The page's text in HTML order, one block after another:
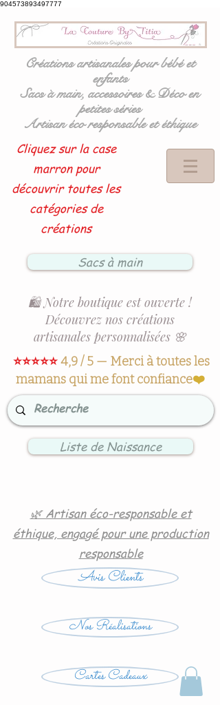
904573893497777
Créations artisanales pour bébé et
enfants
Sacs à main, accessoires & Déco en
petites séries
Artisan éco responsable et éthique
Cliquez sur la case
marron pour
découvrir toutes les
catégories de
créations
Sacs à main
🛍️ Notre boutique est ouverte !
Découvrez nos créations
artisanales personnalisées 🌸
⭐⭐⭐⭐⭐4,9 / 5 — Merci à toutes les
mamans qui me font confiance❤️
Liste de Naissance
🌿 Artisan éco-responsable et
éthique, engagé pour une production
responsable
Avis Clients
Nos Réalisations
Cartes Cadeaux